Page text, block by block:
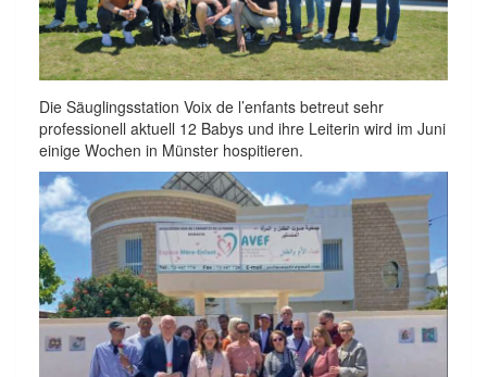
Die Säuglingsstation Voix de l’enfants betreut sehr
professionell aktuell 12 Babys und ihre Leiterin wird im Juni
einige Wochen in Münster hospitieren.